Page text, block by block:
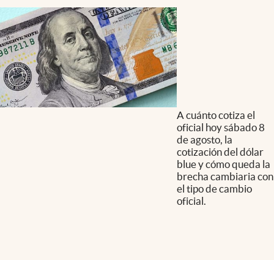
A cuánto cotiza el
oficial hoy sábado 8
de agosto, la
cotización del dólar
blue y cómo queda la
brecha cambiaria con
el tipo de cambio
oficial.